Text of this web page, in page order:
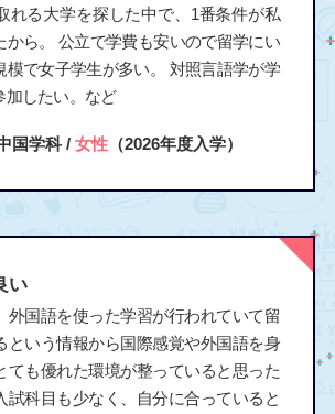
れる大学を探した中で、1番条件が私
から。 公立で学費も安いので留学にい
模で女子学生が多い。 対照言語学が学
加したい。など
国学科 / 女性（2026年度入学）
い
外国語を使った学習が行われていて留
という情報から国際感覚や外国語を身
ても優れた環境が整っていると思った
試科目も少なく、自分に合っていると